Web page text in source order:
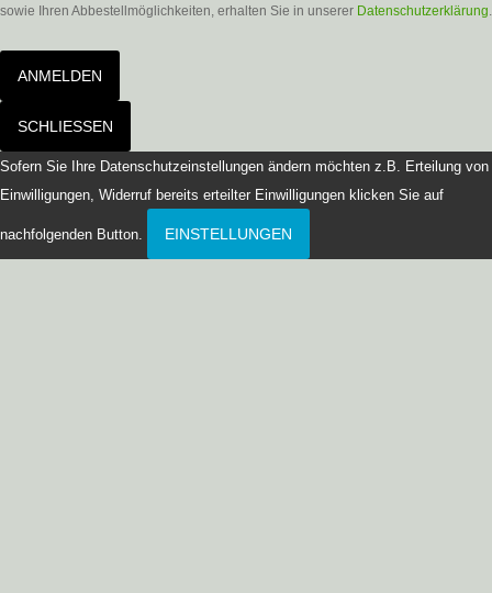
sowie Ihren Abbestellmöglichkeiten, erhalten Sie in unserer Datenschutzerklärung.
ANMELDEN
SCHLIESSEN
Sofern Sie Ihre Datenschutzeinstellungen ändern möchten z.B. Erteilung von
Einwilligungen, Widerruf bereits erteilter Einwilligungen klicken Sie auf
nachfolgenden Button. EINSTELLUNGEN